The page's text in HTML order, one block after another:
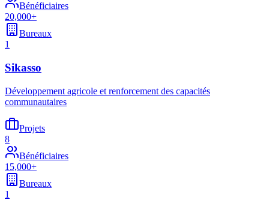
Bénéficiaires
20,000+
Bureaux
1
Sikasso
Développement agricole et renforcement des capacités
communautaires
Projets
8
Bénéficiaires
15,000+
Bureaux
1